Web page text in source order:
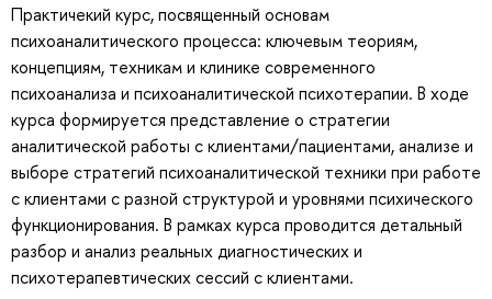
Практичекий курс, посвященный основам
психоаналитического процесса: ключевым теориям,
концепциям, техникам и клинике современного
психоанализа и психоаналитической психотерапии. В ходе
курса формируется представление о стратегии
аналитической работы с клиентами/пациентами, анализе и
выборе стратегий психоаналитической техники при работе
с клиентами с разной структурой и уровнями психического
функционирования. В рамках курса проводится детальный
разбор и анализ реальных диагностических и
психотерапевтических сессий с клиентами.